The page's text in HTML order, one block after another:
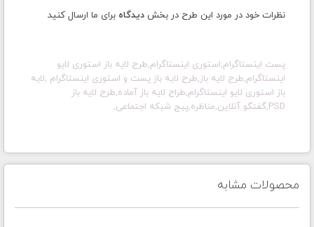
نظرات خود در مورد این طرح در بخش دیدگاه برای ما ارسال کنید
پست اینستاگرام,استوری اینستاگرام,طرح لایه باز استوری لایو
اینستاگرام,طرح لایه باز,طرح لایه باز پست و استوری اینستاگرام ,لایه
باز استوری لایو اینستاگرام,طراح لایه باز آماده,طرح لایه باز
PSD,گفتگو آنلاین,مناظره,پیج شبکه اجتماعی,
محصولات مشابه